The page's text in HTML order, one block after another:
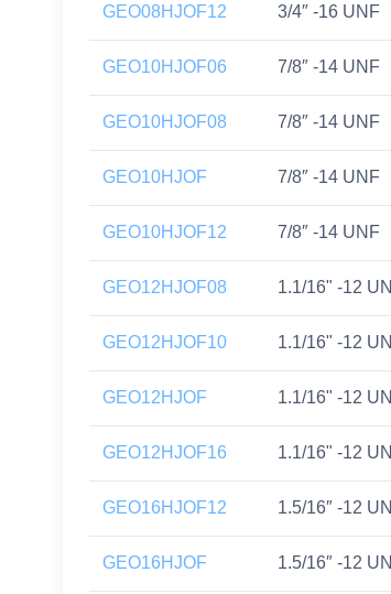
GEO08HJOF12 3/4″ -16 UNF
GEO10HJOF06 7/8″ -14 UNF
GEO10HJOF08 7/8″ -14 UNF
GEO10HJOF 7/8″ -14 UNF
GEO10HJOF12 7/8″ -14 UNF
GEO12HJOF08 1.1/16" -12 UN
GEO12HJOF10 1.1/16" -12 UN
GEO12HJOF 1.1/16" -12 UN
GEO12HJOF16 1.1/16" -12 UN
GEO16HJOF12 1.5/16″ -12 UN
GEO16HJOF 1.5/16″ -12 UN